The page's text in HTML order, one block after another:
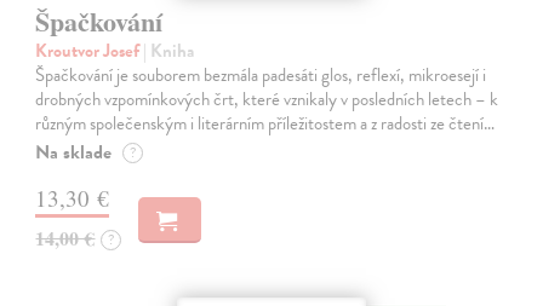
Špačkování
Kroutvor Josef| Kniha
Špačkování je souborem bezmála padesáti glos, reflexí, mikroesejí i
drobných vzpomínkových črt, které vznikaly v posledních letech – k
různým společenským i literárním příležitostem a z radosti ze čtení…
Na sklade ?
13,30 €
14,00 € ?